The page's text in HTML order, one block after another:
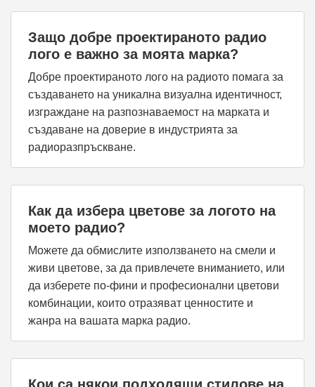
Защо добре проектираното радио
лого е важно за моята марка?
Добре проектираното лого на радиото помага за
създаването на уникална визуална идентичност,
изграждане на разпознаваемост на марката и
създаване на доверие в индустрията за
радиоразпръскване.
Как да избера цветове за логото на
моето радио?
Можете да обмислите използването на смели и
живи цветове, за да привлечете вниманието, или
да изберете по-фини и професионални цветови
комбинации, които отразяват ценностите и
жанра на вашата марка радио.